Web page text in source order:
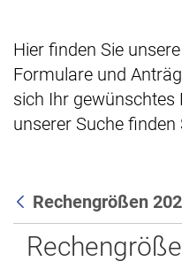
Hier finden Sie
Formulare und
sich Ihr
unserer Suche finden
Zurück
Rechengrößen